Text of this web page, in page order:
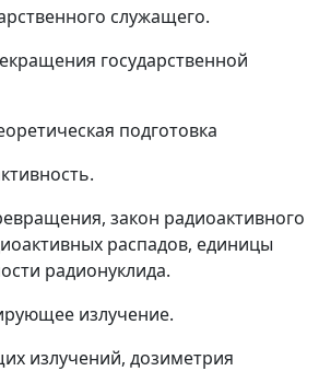
служащего.
государственной
подготовка
закон радиоактивного
распадов, единицы
радионуклида.
излучение.
излучений, дозиметрия